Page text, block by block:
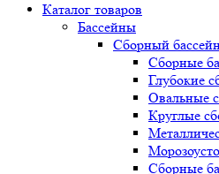
Каталог товаров
Бассейны
Сборный
Сборные
Глубокие
Овальные
Круглые
Сборные